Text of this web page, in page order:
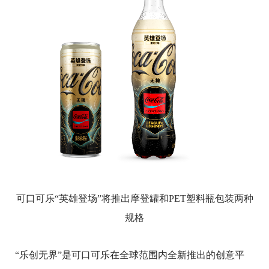
可口可乐“英雄登场”将推出摩登罐和PET塑料瓶包装两种
规格
“乐创无界”是可口可乐在全球范围内全新推出的创意平